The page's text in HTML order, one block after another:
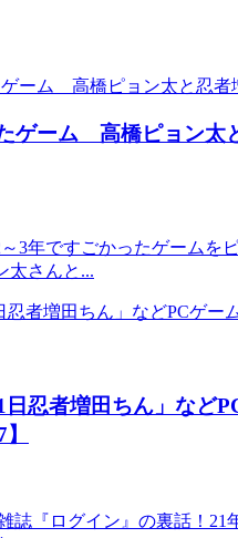
ゲーム 高橋ピョン
3年ですごかったゲーム
太さんと...
日忍者増田ちん」な
誌『ログイン』の裏話！